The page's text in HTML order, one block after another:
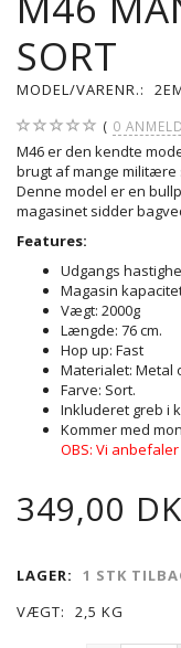
SORT
MODEL/VARENR.:
0
M46 er den kendte
brugt af mange
Denne model er en
magasinet sidder
Features:
Udgangs
Magasin
Vægt: 2000g
Længde: 76 cm.
Hop up: Fast
Materialet: Metal
Farve: Sort.
Inkluderet greb i
Kommer med
OBS: Vi
349,00
LAGER:
1 STK
VÆGT:
2,5 KG